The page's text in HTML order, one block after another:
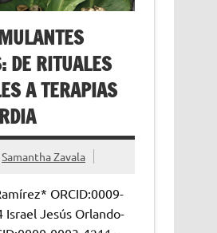
DE RITUALES
A TERAPIAS
Samantha Zavala
ORCID:0009-
Israel Jesús Orlando-